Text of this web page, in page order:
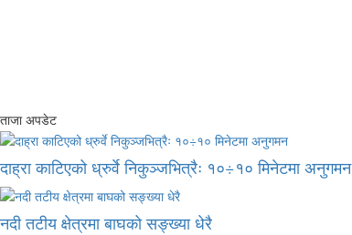
ताजा अपडेट
दाह्रा काटिएको ध्रुर्वे निकुञ्जभित्रैः १०÷१० मिनेटमा अनुगमन
नदी तटीय क्षेत्रमा बाघको सङ्ख्या धेरै